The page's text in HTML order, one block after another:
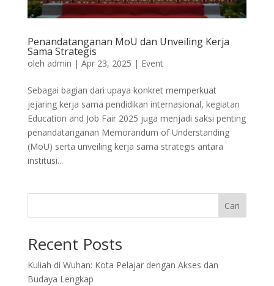
Penandatanganan MoU dan Unveiling Kerja
Sama Strategis
oleh admin | Apr 23, 2025 | Event
Sebagai bagian dari upaya konkret memperkuat
jejaring kerja sama pendidikan internasional, kegiatan
Education and Job Fair 2025 juga menjadi saksi penting
penandatanganan Memorandum of Understanding
(MoU) serta unveiling kerja sama strategis antara
institusi...
Cari
Recent Posts
Kuliah di Wuhan: Kota Pelajar dengan Akses dan
Budaya Lengkap